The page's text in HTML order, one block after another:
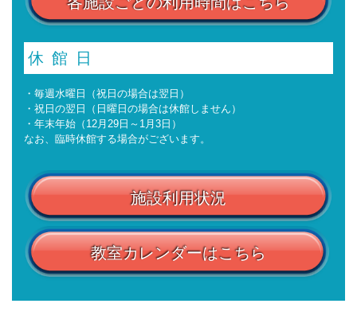
休館日
・毎週水曜日（祝日の場合は翌日）
・祝日の翌日（日曜日の場合は休館しません）
・年末年始（12月29日～1月3日）
なお、臨時休館する場合がございます。
施設利用状況
教室カレンダーはこちら